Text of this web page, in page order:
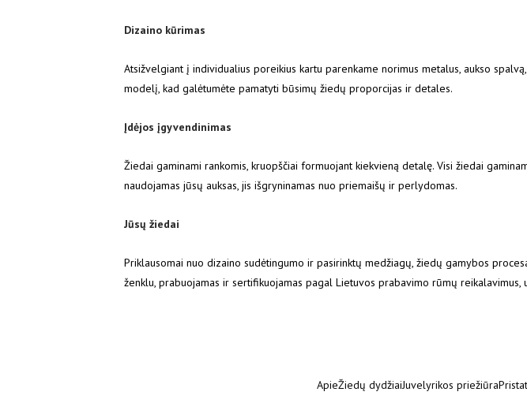
Dizaino kūrimas
Atsižvelgiant į individualius poreikius kartu parenkame norimus metalus, aukso
modelį, kad galėtumėte pamatyti būsimų žiedų proporcijas ir detales.
Įdėjos įgyvendinimas
Žiedai gaminami rankomis, kruopščiai formuojant kiekvieną detalę. Visi žiedai
naudojamas jūsų auksas, jis išgryninamas nuo priemaišų ir perlydomas.
Jūsų žiedai
Priklausomai nuo dizaino sudėtingumo ir pasirinktų medžiagų, žiedų gamybos
ženklu, prabuojamas ir sertifikuojamas pagal Lietuvos prabavimo rūmų reikalavimus,
ApieŽiedų dydžiaiJuvelyrikos priežiūra